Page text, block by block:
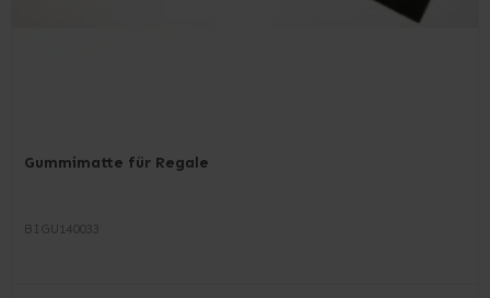
Gummimatte für Regale
BIGU140033